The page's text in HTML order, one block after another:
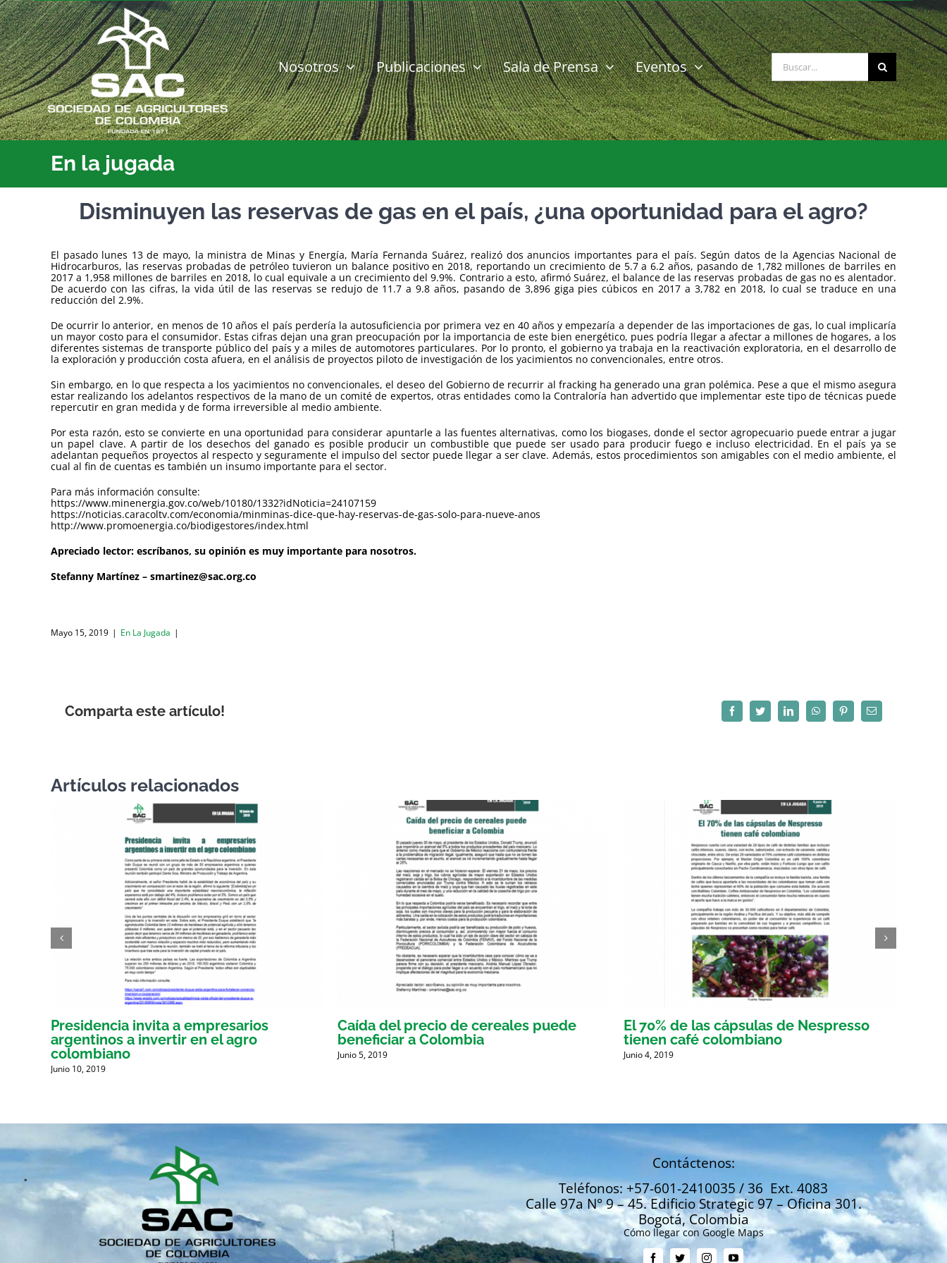
Saltar
al
contenido
Nosotros Publicaciones Sala de Prensa Eventos Buscar:
En la jugada
Disminuyen las reservas de gas en el país, ¿una oportunidad para el agro?
El pasado lunes 13 de mayo, la ministra de Minas y Energía, María Fernanda Suárez, realizó dos anuncios importantes para el país. Según datos de la Agencias Nacional de
Hidrocarburos, las reservas probadas de petróleo tuvieron un balance positivo en 2018, reportando un crecimiento de 5.7 a 6.2 años, pasando de 1,782 millones de barriles en
2017 a 1,958 millones de barriles en 2018, lo cual equivale a un crecimiento del 9.9%. Contrario a esto, afirmó Suárez, el balance de las reservas probadas de gas no es alentador.
De acuerdo con las cifras, la vida útil de las reservas se redujo de 11.7 a 9.8 años, pasando de 3,896 giga pies cúbicos en 2017 a 3,782 en 2018, lo cual se traduce en una
reducción del 2.9%.
De ocurrir lo anterior, en menos de 10 años el país perdería la autosuficiencia por primera vez en 40 años y empezaría a depender de las importaciones de gas, lo cual implicaría
un mayor costo para el consumidor. Estas cifras dejan una gran preocupación por la importancia de este bien energético, pues podría llegar a afectar a millones de hogares, a los
diferentes sistemas de transporte público del país y a miles de automotores particulares. Por lo pronto, el gobierno ya trabaja en la reactivación exploratoria, en el desarrollo de
la exploración y producción costa afuera, en el análisis de proyectos piloto de investigación de los yacimientos no convencionales, entre otros.
Sin embargo, en lo que respecta a los yacimientos no convencionales, el deseo del Gobierno de recurrir al fracking ha generado una gran polémica. Pese a que el mismo asegura
estar realizando los adelantos respectivos de la mano de un comité de expertos, otras entidades como la Contraloría han advertido que implementar este tipo de técnicas puede
repercutir en gran medida y de forma irreversible al medio ambiente.
Por esta razón, esto se convierte en una oportunidad para considerar apuntarle a las fuentes alternativas, como los biogases, donde el sector agropecuario puede entrar a jugar
un papel clave. A partir de los desechos del ganado es posible producir un combustible que puede ser usado para producir fuego e incluso electricidad. En el país ya se
adelantan pequeños proyectos al respecto y seguramente el impulso del sector puede llegar a ser clave. Además, estos procedimientos son amigables con el medio ambiente, el
cual al fin de cuentas es también un insumo importante para el sector.
Para más información consulte:
https://www.minenergia.gov.co/web/10180/1332?idNoticia=24107159
https://noticias.caracoltv.com/economia/minminas-dice-que-hay-reservas-de-gas-solo-para-nueve-anos
http://www.promoenergia.co/biodigestores/index.html
Apreciado lector: escríbanos, su opinión es muy importante para nosotros.
Stefanny Martínez – smartinez@sac.org.co
Mayo 15, 2019 | En La Jugada |
Comparta este artículo! FacebookTwitterLinkedInWhatsAppPinterestCorreo
electrónico
Artículos relacionados
Presidencia invita a empresarios
argentinos a invertir en el agro
colombiano
Junio 10, 2019
Caída del precio de cereales puede
beneficiar a Colombia
Junio 5, 2019
El 70% de las cápsulas de Nespresso
tienen café colombiano
Junio 4, 2019
Contáctenos:
Teléfonos: +57-601-2410035 / 36 Ext. 4083
Calle 97a N° 9 – 45. Edificio Strategic 97 – Oficina 301.
Bogotá, Colombia
Cómo llegar con Google Maps